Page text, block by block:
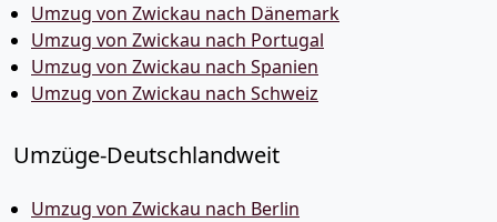
Umzug von Zwickau nach Dänemark
Umzug von Zwickau nach Portugal
Umzug von Zwickau nach Spanien
Umzug von Zwickau nach Schweiz
Umzüge-Deutschlandweit
Umzug von Zwickau nach Berlin